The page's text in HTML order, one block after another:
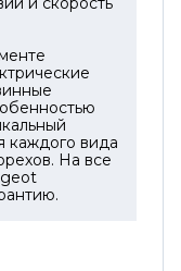
штопор
фольги и
так и для
продукции
каждого вида
На все